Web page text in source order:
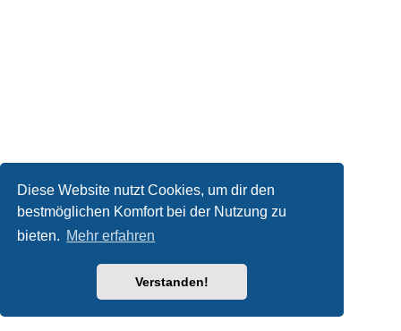
Diese Website nutzt Cookies, um dir den
bestmöglichen Komfort bei der Nutzung zu
bieten. Mehr erfahren
Verstanden!